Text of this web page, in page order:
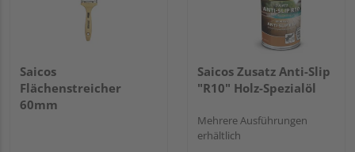
Saicos
Flächenstreicher
60mm
Saicos Zusatz Anti-Slip
"R10" Holz-Spezialöl
Mehrere Ausführungen
erhältlich